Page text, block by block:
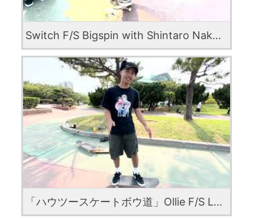
Switch F/S Bigspin with Shintaro Nakazawa
「ハウツースケートボウ道」Ollie F/S Late Shove It with Onabu